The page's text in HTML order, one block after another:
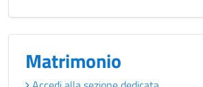
Matrimonio